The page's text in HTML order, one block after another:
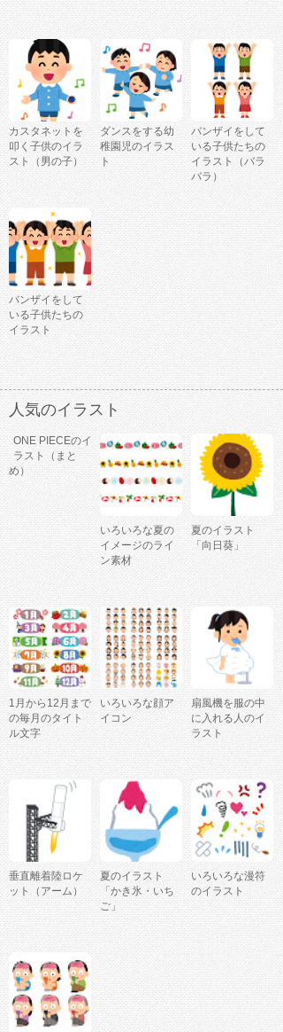
カスタネットを
叩く子供のイラ
スト（男の子）
ダンスをする幼
稚園児のイラス
ト
バンザイをして
いる子供たちの
イラスト（バラ
バラ）
バンザイをして
いる子供たちの
イラスト
人気のイラスト
ONE PIECEのイ
ラスト（まと
め）
いろいろな夏の
イメージのライ
ン素材
夏のイラスト
「向日葵」
1月から12月まで
の毎月のタイト
ル文字
いろいろな顔ア
イコン
扇風機を服の中
に入れる人のイ
ラスト
垂直離着陸ロケ
ット（アーム）
夏のイラスト
「かき氷・いち
ご」
いろいろな漫符
のイラスト